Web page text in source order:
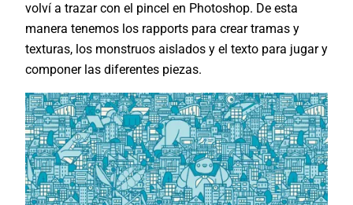
volví a trazar con el pincel en Photoshop. De esta
manera tenemos los rapports para crear tramas y
texturas, los monstruos aislados y el texto para jugar y
componer las diferentes piezas.